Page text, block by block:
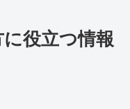
役立つ情報